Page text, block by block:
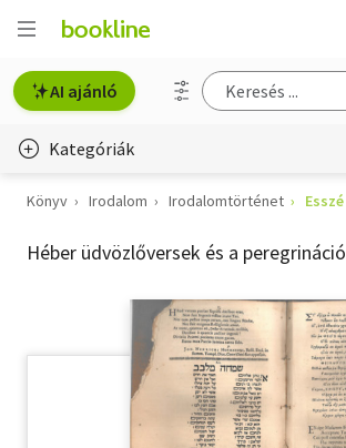
AI ajánló
Kategóriák
Életmód, egészség
Erotika
Gyermek- és ifjúsági
Hobbi, szabadidő
Könyv Irodalom Irodalomtörténet Esszé
Héber üdvözlőversek és a peregrináció